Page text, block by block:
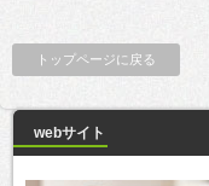
トップページに戻る
webサイト